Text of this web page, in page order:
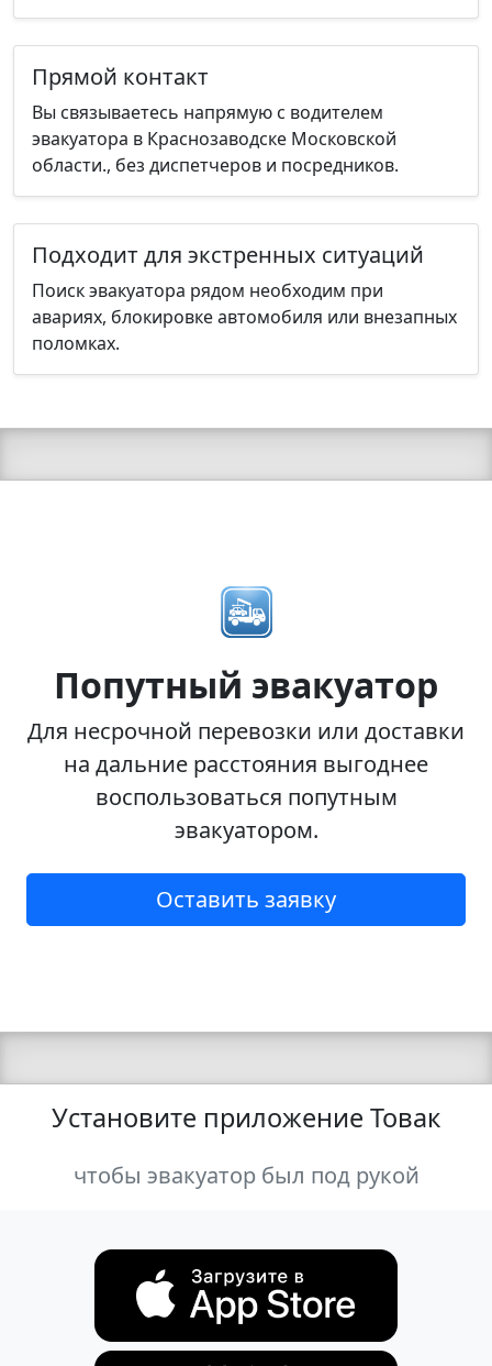
Прямой контакт
Вы связываетесь напрямую с водителем
эвакуатора в Краснозаводске Московской
области., без диспетчеров и посредников.
Подходит для экстренных ситуаций
Поиск эвакуатора рядом необходим при
авариях, блокировке автомобиля или внезапных
поломках.
Попутный эвакуатор
Для несрочной перевозки или доставки
на дальние расстояния выгоднее
воспользоваться попутным
эвакуатором.
Оставить заявку
Установите приложение Товак
чтобы эвакуатор был под рукой